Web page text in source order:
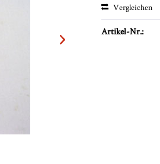
Vergleichen
Artikel-Nr.: